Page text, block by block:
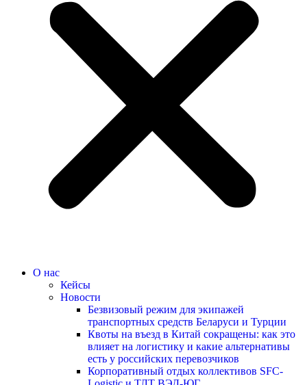
О нас
Кейсы
Новости
Безвизовый режим для экипажей
транспортных средств Беларуси и Турции
Квоты на въезд в Китай сокращены: как это
влияет на логистику и какие альтернативы
есть у российских перевозчиков
Корпоративный отдых коллективов SFC-